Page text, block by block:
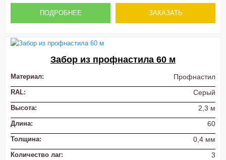
ПОДРОБНЕЕ ЗАКАЗАТЬ
Забор из профнастила 60 м
Материал: Профнастил
RAL: Серый
Высота: 2,3 м
Длина: 60
Толщина: 0,4 мм
Количество лаг: 3